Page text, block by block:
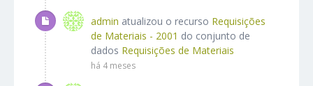
admin atualizou o recurso Requisições
de Materiais - 2001 do conjunto de
dados Requisições de Materiais
há 4 meses